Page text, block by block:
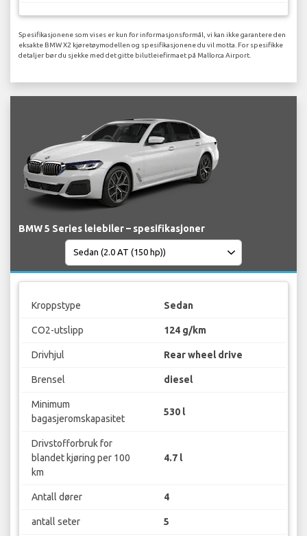
Spesifikasjonene som vises er kun for informasjonsformål, vi kan ikke garantere den
eksakte BMW X2 kjøretøymodellen og spesifikasjonene du vil motta. For spesifikke
detaljer bør du sjekke med det gitte bilutleiefirmaet på Mallorca Airport.
BMW 5 Series leiebiler – spesifikasjoner
Kroppstype Sedan
CO2-utslipp 124 g/km
Drivhjul Rear wheel drive
Brensel diesel
Minimum
bagasjeromskapasitet
530 l
Drivstofforbruk for
blandet kjøring per 100
km
4.7 l
Antall dører 4
antall seter 5